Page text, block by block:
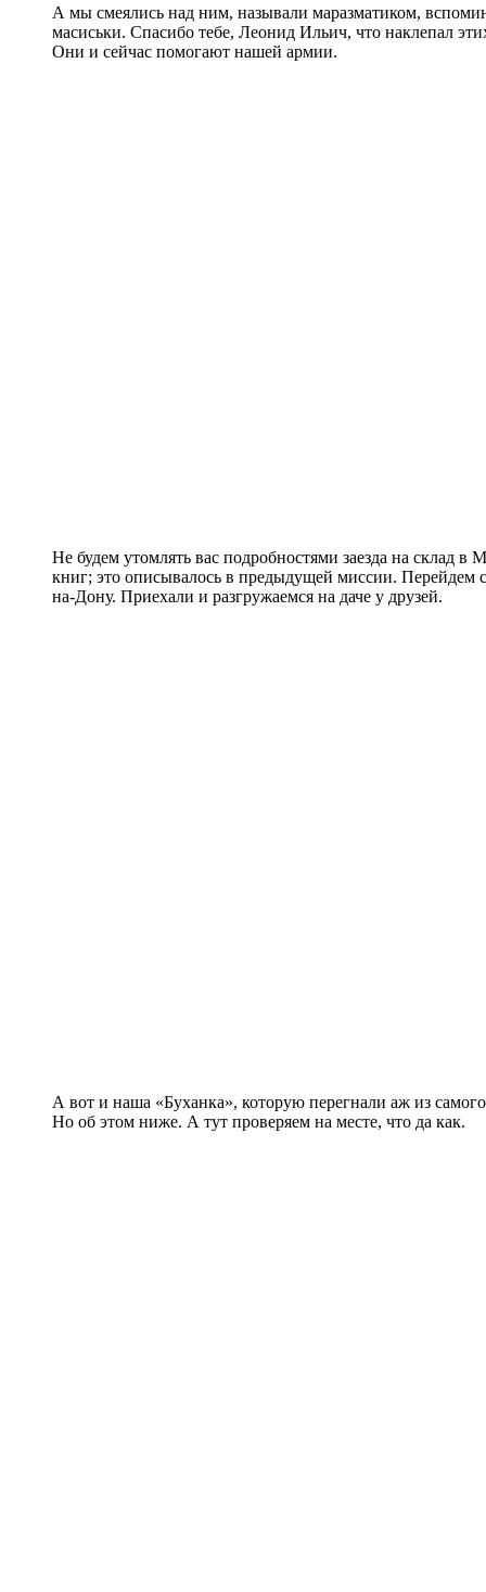
А мы смеялись над ним, называли маразматиком,
масиськи. Спасибо тебе, Леонид Ильич, что наклепал
Они и сейчас помогают нашей армии.
Не будем утомлять вас подробностями заезда на склад в
книг; это описывалось в предыдущей миссии. Перейдем
на-Дону. Приехали и разгружаемся на даче у друзей.
А вот и наша «Буханка», которую перегнали аж из
Но об этом ниже. А тут проверяем на месте, что да как.